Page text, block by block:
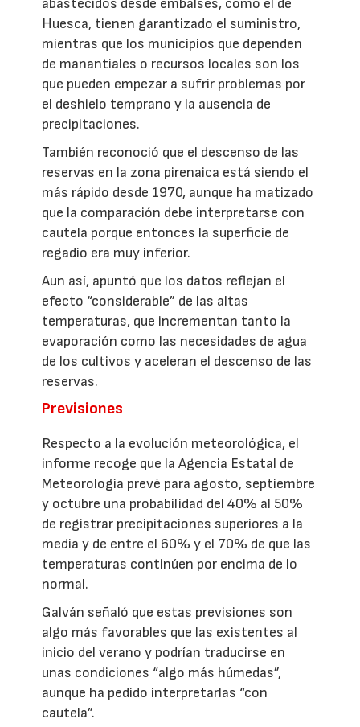
abastecidos desde embalses, como el de
Huesca, tienen garantizado el suministro,
mientras que los municipios que dependen
de manantiales o recursos locales son los
que pueden empezar a sufrir problemas por
el deshielo temprano y la ausencia de
precipitaciones.
También reconoció que el descenso de las
reservas en la zona pirenaica está siendo el
más rápido desde 1970, aunque ha matizado
que la comparación debe interpretarse con
cautela porque entonces la superficie de
regadío era muy inferior.
Aun así, apuntó que los datos reflejan el
efecto “considerable” de las altas
temperaturas, que incrementan tanto la
evaporación como las necesidades de agua
de los cultivos y aceleran el descenso de las
reservas.
Previsiones
Respecto a la evolución meteorológica, el
informe recoge que la Agencia Estatal de
Meteorología prevé para agosto, septiembre
y octubre una probabilidad del 40% al 50%
de registrar precipitaciones superiores a la
media y de entre el 60% y el 70% de que las
temperaturas continúen por encima de lo
normal.
Galván señaló que estas previsiones son
algo más favorables que las existentes al
inicio del verano y podrían traducirse en
unas condiciones “algo más húmedas”,
aunque ha pedido interpretarlas “con
cautela”.